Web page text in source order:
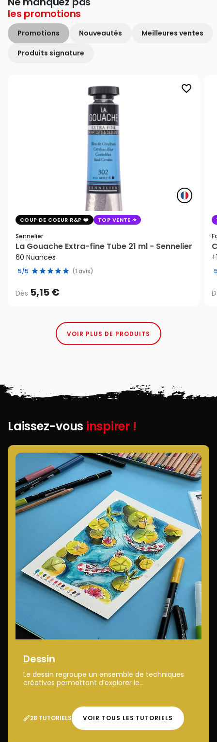
les promotions
Promotions Nouveautés Meilleures ventes
Produits signature
favorite_border
COUP DE COEUR R&P TOP VENTE
Sennelier
La Gouache Extra-fine Tube 21 ml - Sennelier
60 Nuances
5/5 (1 avis)
Dès 5,15 €
VOIR PLUS DE PRODUITS
Laissez-vous inspirer !
Dessin
Le dessin regroupe un ensemble de techniques
créatives permettant d’explorer le...
28 TUTORIELS VOIR TOUS LES TUTORIELS